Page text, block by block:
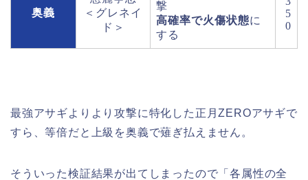
奥義
＜グレネイ
ド＞
撃
高確率で火傷状態に
する
5
0
最強アサギよりより攻撃に特化した正月ZEROアサギで
すら、等倍だと上級を奥義で薙ぎ払えません。
そういった検証結果が出てしまったので「各属性の全